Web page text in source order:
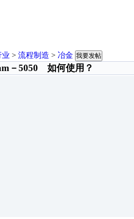
业 > 流程制造 > 冶金 我要发帖
－5050 如何使用？